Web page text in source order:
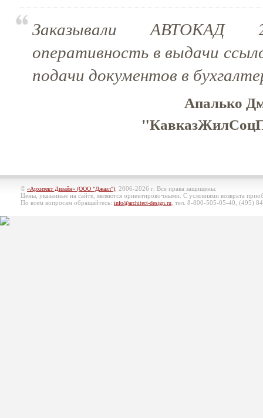
Заказывали АВТОКАД
оперативность в выдачи
подачи документов в
Апалько
© «Архитект Дизайн» (ООО "Джазл") , 2006-2026 г. Все права защищены.
Цены, указанные на сайте, являются ориентировочными. С условиями возврата
По всем вопросам обращайтесь: info@architect-design.ru , тел. 8-800-505-05-40, (495)